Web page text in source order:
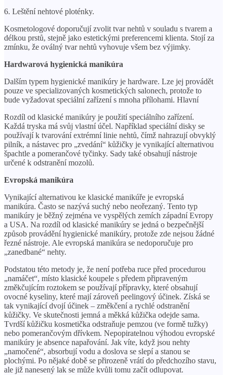
6. Leštění nehtové ploténky.
Kosmetologové doporučují zvolit tvar nehtů v souladu s tvarem a
délkou prstů, stejně jako estetickými preferencemi klienta. Stojí za
zmínku, že oválný tvar nehtů vyhovuje všem bez výjimky.
Hardwarová hygienická manikúra
Dalším typem hygienické manikúry je hardware. Lze jej provádět
pouze ve specializovaných kosmetických salonech, protože to
bude vyžadovat speciální zařízení s mnoha přílohami. Hlavní
Rozdíl od klasické manikúry je použití speciálního zařízení.
Každá tryska má svůj vlastní účel. Například speciální disky se
používají k tvarování extrémní linie nehtů, čímž nahrazují obvyklý
pilník, a nástavec pro „zvedání“ kůžičky je vynikající alternativou
špachtle a pomerančové tyčinky. Sady také obsahují nástroje
určené k odstranění mozolů.
Evropská manikúra
Vynikající alternativou ke klasické manikúře je evropská
manikúra. Často se nazývá suchý nebo neořezaný. Tento typ
manikúry je běžný zejména ve vyspělých zemích západní Evropy
a USA. Na rozdíl od klasické manikúry se jedná o bezpečnější
způsob provádění hygienické manikúry, protože zde nejsou žádné
řezné nástroje. Ale evropská manikúra se nedoporučuje pro
„zanedbané“ nehty.
Podstatou této metody je, že není potřeba ruce před procedurou
„namáčet“, místo klasické koupele s předem připraveným
změkčujícím roztokem se používají přípravky, které obsahují
ovocné kyseliny, které mají zároveň peelingový účinek. Získá se
tak vynikající dvojí účinek – změkčení a rychlé odstranění
kůžičky. Ve skutečnosti jemná a měkká kůžička odejde sama.
Tvrdší kůžičku kosmetička odstraňuje pemzou (ve formě tužky)
nebo pomerančovým dřívkem. Nepopiratelnou výhodou evropské
manikúry je absence napařování. Jak víte, když jsou nehty
„namočené“, absorbují vodu a doslova se slepí a stanou se
plochými. Po nějaké době se přirozeně vrátí do předchozího stavu,
ale již nanesený lak se může kvůli tomu začít odlupovat.